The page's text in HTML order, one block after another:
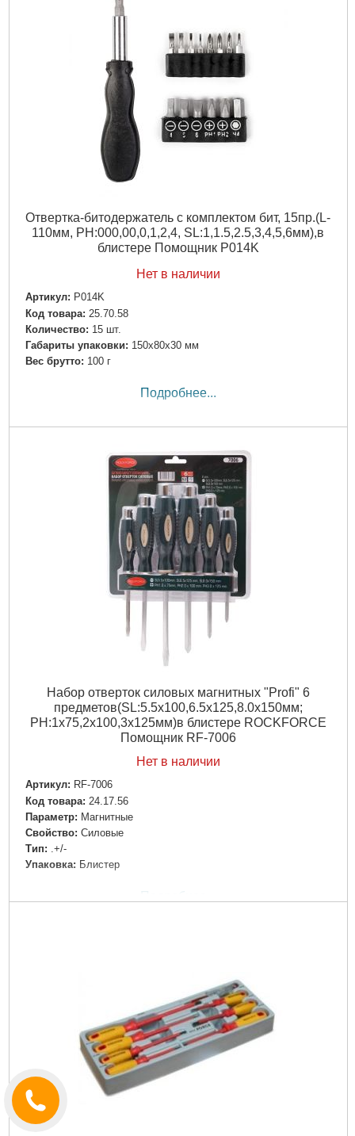
Отвертка-битодержатель с комплектом бит, 15пр.(L-
110мм, PH:000,00,0,1,2,4, SL:1,1.5,2.5,3,4,5,6мм),в
блистере Помощник P014K
Нет в наличии
Артикул: P014K
Код товара: 25.70.58
Количество: 15 шт.
Габариты упаковки: 150x80x30 мм
Вес брутто: 100 г
Подробнее...
Набор отверток силовых магнитных "Profi" 6
предметов(SL:5.5х100,6.5х125,8.0х150мм;
PH:1х75,2х100,3х125мм)в блистере ROCKFORCE
Помощник RF-7006
Нет в наличии
Артикул: RF-7006
Код товара: 24.17.56
Параметр: Магнитные
Свойство: Силовые
Тип: .+/-
Упаковка: Блистер